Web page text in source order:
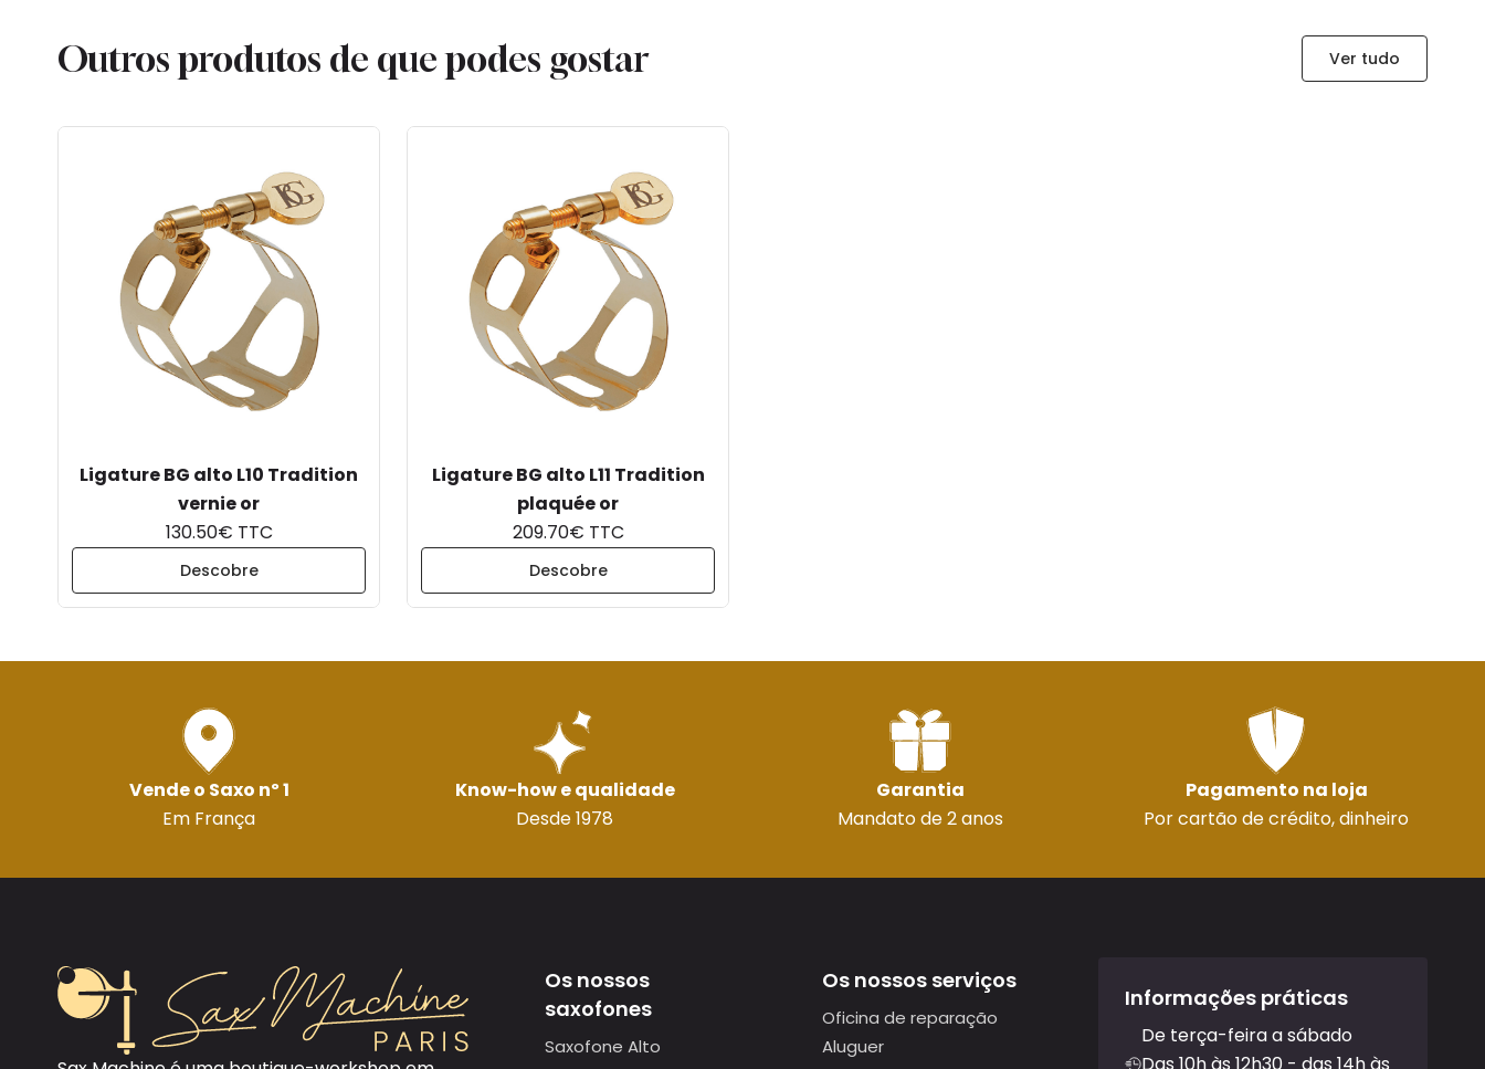
Outros produtos de que podes gostar Ver tudo
Ligature BG alto L10 Tradition
vernie or
130.50€ TTC
Descobre
Ligature BG alto L11 Tradition
plaquée or
209.70€ TTC
Descobre
Vende o Saxo nº 1
Em França
Know-how e qualidade
Desde 1978
Garantia
Mandato de 2 anos
Pagamento na loja
Por cartão de crédito, dinheiro
Os nossos
saxofones
Saxofone Alto
Os nossos serviços
Oficina de reparação
Aluguer
Informações práticas
De terça-feira a sábado